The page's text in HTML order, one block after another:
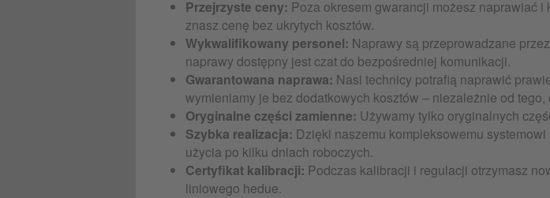
Przejrzyste ceny: Poza okresem gwarancji możesz naprawiać
znasz cenę bez ukrytych kosztów.
Wykwalifikowany personel: Naprawy są przeprowadzane
naprawy dostępny jest czat do bezpośredniej komunikacji.
Gwarantowana naprawa: Nasi technicy potrafią naprawić
wymieniamy je bez dodatkowych kosztów – niezależnie od
Oryginalne części zamienne: Używamy tylko oryginalnych
Szybka realizacja: Dzięki naszemu kompleksowemu
użycia po kilku dniach roboczych.
Certyfikat kalibracji: Podczas kalibracji i regulacji otrzymasz
liniowego hedue.